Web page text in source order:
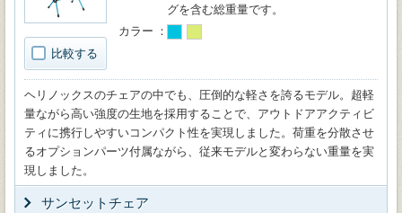
比較する
グを含む総重量です。
カラー
ヘリノックスのチェアの中でも、圧倒的な軽さを誇るモデル。超軽
量ながら高い強度の生地を採用することで、アウトドアアクティビ
ティに携行しやすいコンパクト性を実現しました。荷重を分散させ
るオプションパーツ付属ながら、従来モデルと変わらない重量を実
現しました。
サンセットチェア